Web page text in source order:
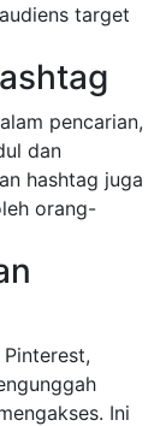
target
pencarian,
dan
hashtag juga
orang-
Ini